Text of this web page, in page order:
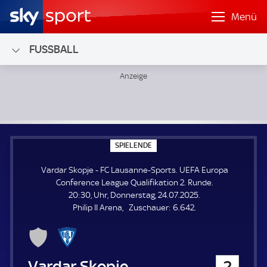
Menü
FUSSBALL
SPIELENDE
P
E
L
E
N
E
Vardar Skopje - FC Lausanne-Sports. UEFA Europa
Conference League Qualifikation 2. Runde.
20:30, Uhr, Donnerstag, 24.07.2025.
Philip II Arena
Zuschauer: Z
6.642.